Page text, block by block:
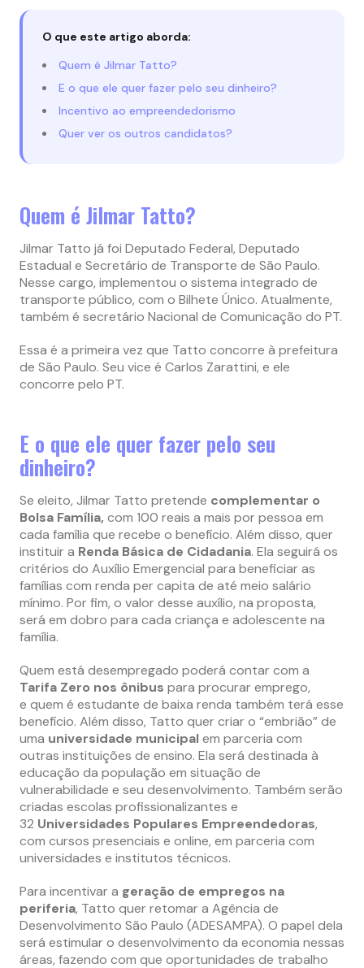
O que este artigo aborda:
Quem é Jilmar Tatto?
E o que ele quer fazer pelo seu dinheiro?
Incentivo ao empreendedorismo
Quer ver os outros candidatos?
Quem é Jilmar Tatto?
Jilmar Tatto já foi Deputado Federal, Deputado
Estadual e Secretário de Transporte de São Paulo.
Nesse cargo, implementou o sistema integrado de
transporte público, com o Bilhete Único. Atualmente,
também é secretário Nacional de Comunicação do PT.
Essa é a primeira vez que Tatto concorre à prefeitura
de São Paulo. Seu vice é Carlos Zarattini, e ele
concorre pelo PT.
E o que ele quer fazer pelo seu
dinheiro?
Se eleito, Jilmar Tatto pretende complementar o
Bolsa Família, com 100 reais a mais por pessoa em
cada família que recebe o benefício. Além disso, quer
instituir a Renda Básica de Cidadania. Ela seguirá os
critérios do Auxílio Emergencial para beneficiar as
famílias com renda per capita de até meio salário
mínimo. Por fim, o valor desse auxílio, na proposta,
será em dobro para cada criança e adolescente na
família.
Quem está desempregado poderá contar com a
Tarifa Zero nos ônibus para procurar emprego,
e quem é estudante de baixa renda também terá esse
benefício. Além disso, Tatto quer criar o “embrião” de
uma universidade municipalem parceria com
outras instituições de ensino. Ela será destinada à
educação da população em situação de
vulnerabilidade e seu desenvolvimento. Também serão
criadas escolas profissionalizantes e
32 Universidades Populares Empreendedoras,
com cursos presenciais e online, em parceria com
universidades e institutos técnicos.
Para incentivar a geração de empregos na
periferia, Tatto quer retomar a Agência de
Desenvolvimento São Paulo (ADESAMPA). O papel dela
será estimular o desenvolvimento da economia nessas
áreas, fazendo com que oportunidades de trabalho